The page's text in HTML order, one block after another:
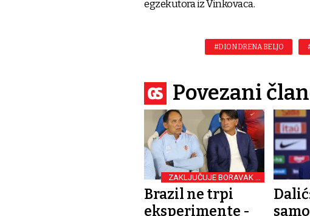
egzekutora iz Vinkovaca.
#DION DRENA BELJO
Povezani
ZAKLJUČUJE BORAVAK U
SAD-U
Brazil ne trpi
eksperimente -